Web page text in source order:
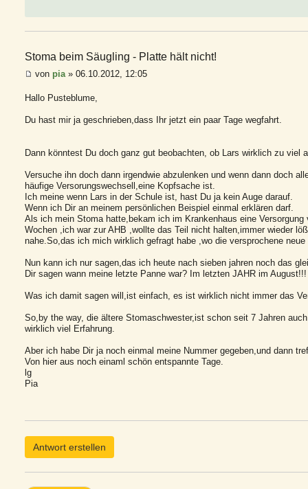
Stoma beim Säugling - Platte hält nicht!
von pia » 06.10.2012, 12:05
Hallo Pusteblume,
Du hast mir ja geschrieben,dass Ihr jetzt ein paar Tage wegfahrt.
Dann könntest Du doch ganz gut beobachten, ob Lars wirklich zu viel
Versuche ihn doch dann irgendwie abzulenken und wenn dann doch
häufige Versorungswechsell,eine Kopfsache ist.
Ich meine wenn Lars in der Schule ist, hast Du ja kein Auge darauf.
Wenn ich Dir an meinem persönlichen Beispiel einmal erklären darf.
Als ich mein Stoma hatte,bekam ich im Krankenhaus eine
Wochen ,ich war zur AHB ,wollte das Teil nicht halten,immer wieder
nahe.So,das ich mich wirklich gefragt habe ,wo die versprochene
Nun kann ich nur sagen,das ich heute nach sieben jahren noch das
Dir sagen wann meine letzte Panne war? Im letzten JAHR im August!!!
Was ich damit sagen will,ist einfach, es ist wirklich nicht immer das
So,by the way, die ältere Stomaschwester,ist schon seit 7 Jahren
wirklich viel Erfahrung.
Aber ich habe Dir ja noch einmal meine Nummer gegeben,und dann
Von hier aus noch einaml schön entspannte Tage.
lg
Pia
Antwort erstellen